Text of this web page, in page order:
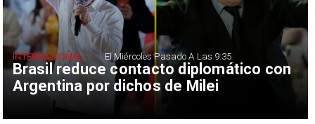
Brasil reduce contacto diplomático con
Argentina por dichos de Milei
INTERNACIONAL El Miércoles Pasado A Las 9:35